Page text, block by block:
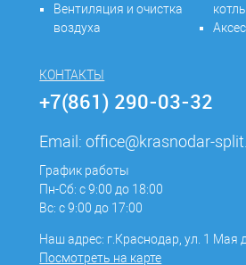
Вентиляция и очистка
воздуха
КОНТАКТЫ
+7(861) 290-03-32
Email:office@krasnodar-
График работы
Пн-Сб: с 9:00 до 18:00
Вс: с 9:00 до 17:00
Наш адрес: г.Краснодар, ул. 1 Мая
Посмотреть на карте